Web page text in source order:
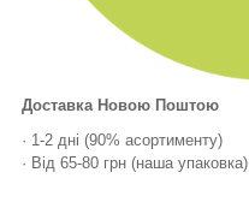
Доставка Новою Поштою
· 1-2 дні (90% асортименту)
· Від 65-80 грн (наша упаковка)